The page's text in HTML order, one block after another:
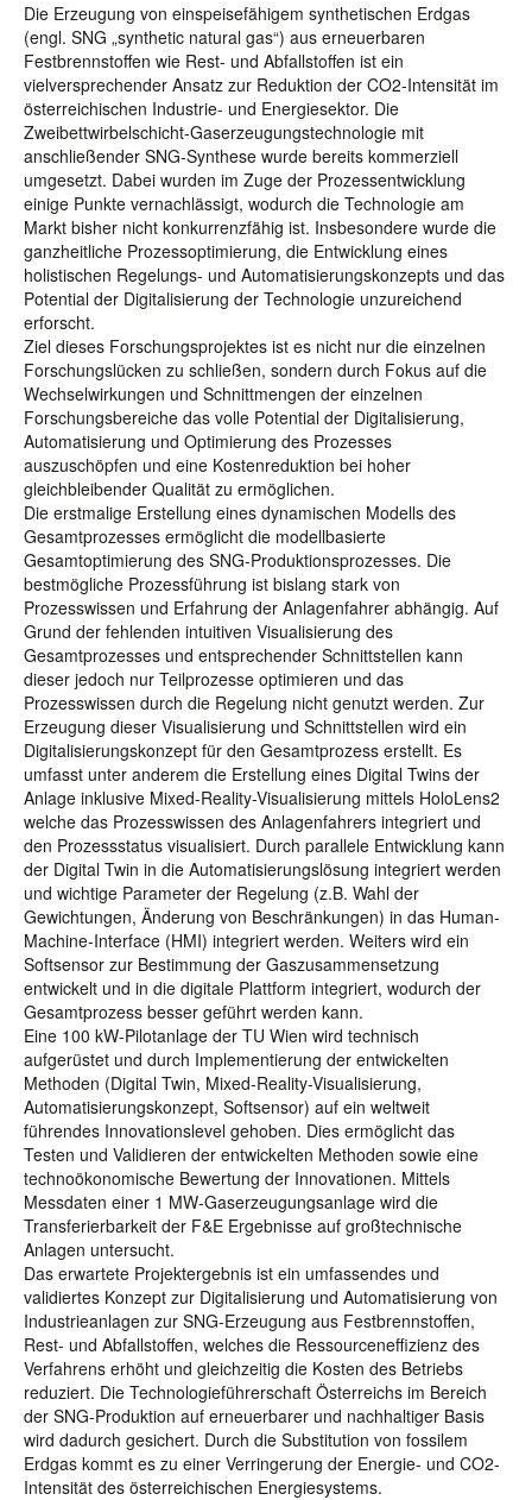
Die Erzeugung von einspeisefähigem synthetischen Erdgas
(engl. SNG „synthetic natural gas“) aus erneuerbaren
Festbrennstoffen wie Rest- und Abfallstoffen ist ein
vielversprechender Ansatz zur Reduktion der CO2-Intensität im
österreichischen Industrie- und Energiesektor. Die
Zweibettwirbelschicht-Gaserzeugungstechnologie mit
anschließender SNG-Synthese wurde bereits kommerziell
umgesetzt. Dabei wurden im Zuge der Prozessentwicklung
einige Punkte vernachlässigt, wodurch die Technologie am
Markt bisher nicht konkurrenzfähig ist. Insbesondere wurde die
ganzheitliche Prozessoptimierung, die Entwicklung eines
holistischen Regelungs- und Automatisierungskonzepts und das
Potential der Digitalisierung der Technologie unzureichend
erforscht.
Ziel dieses Forschungsprojektes ist es nicht nur die einzelnen
Forschungslücken zu schließen, sondern durch Fokus auf die
Wechselwirkungen und Schnittmengen der einzelnen
Forschungsbereiche das volle Potential der Digitalisierung,
Automatisierung und Optimierung des Prozesses
auszuschöpfen und eine Kostenreduktion bei hoher
gleichbleibender Qualität zu ermöglichen.
Die erstmalige Erstellung eines dynamischen Modells des
Gesamtprozesses ermöglicht die modellbasierte
Gesamtoptimierung des SNG-Produktionsprozesses. Die
bestmögliche Prozessführung ist bislang stark von
Prozesswissen und Erfahrung der Anlagenfahrer abhängig. Auf
Grund der fehlenden intuitiven Visualisierung des
Gesamtprozesses und entsprechender Schnittstellen kann
dieser jedoch nur Teilprozesse optimieren und das
Prozesswissen durch die Regelung nicht genutzt werden. Zur
Erzeugung dieser Visualisierung und Schnittstellen wird ein
Digitalisierungskonzept für den Gesamtprozess erstellt. Es
umfasst unter anderem die Erstellung eines Digital Twins der
Anlage inklusive Mixed-Reality-Visualisierung mittels HoloLens2
welche das Prozesswissen des Anlagenfahrers integriert und
den Prozessstatus visualisiert. Durch parallele Entwicklung kann
der Digital Twin in die Automatisierungslösung integriert werden
und wichtige Parameter der Regelung (z.B. Wahl der
Gewichtungen, Änderung von Beschränkungen) in das Human-
Machine-Interface (HMI) integriert werden. Weiters wird ein
Softsensor zur Bestimmung der Gaszusammensetzung
entwickelt und in die digitale Plattform integriert, wodurch der
Gesamtprozess besser geführt werden kann.
Eine 100 kW-Pilotanlage der TU Wien wird technisch
aufgerüstet und durch Implementierung der entwickelten
Methoden (Digital Twin, Mixed-Reality-Visualisierung,
Automatisierungskonzept, Softsensor) auf ein weltweit
führendes Innovationslevel gehoben. Dies ermöglicht das
Testen und Validieren der entwickelten Methoden sowie eine
technoökonomische Bewertung der Innovationen. Mittels
Messdaten einer 1 MW-Gaserzeugungsanlage wird die
Transferierbarkeit der F&E Ergebnisse auf großtechnische
Anlagen untersucht.
Das erwartete Projektergebnis ist ein umfassendes und
validiertes Konzept zur Digitalisierung und Automatisierung von
Industrieanlagen zur SNG-Erzeugung aus Festbrennstoffen,
Rest- und Abfallstoffen, welches die Ressourceneffizienz des
Verfahrens erhöht und gleichzeitig die Kosten des Betriebs
reduziert. Die Technologieführerschaft Österreichs im Bereich
der SNG-Produktion auf erneuerbarer und nachhaltiger Basis
wird dadurch gesichert. Durch die Substitution von fossilem
Erdgas kommt es zu einer Verringerung der Energie- und CO2-
Intensität des österreichischen Energiesystems.